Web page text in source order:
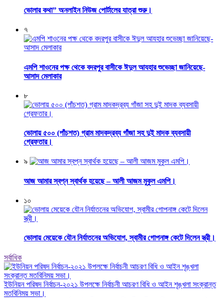
ভোলার কথা” অনলাইন নিউজ পোর্টালের যাত্রা শুরু।
৭
এমপি শাওনের পক্ষ থেকে বদরপুর বাসীকে ঈদুল আযহার শুভেচ্ছা জানিয়েছে-
আসাদ মেলাকার
৮
ভোলায় ৫০০ (পাঁচশত) গ্রাম মাদকদ্রব্য গাঁজা সহ দুই মাদক ব্যবসায়ী
গ্রেফতার।
৯
আজ আমার স্বপ্ন স্বার্থক হয়েছে – আলী আজম মুকুল এমপি।
১০
ভোলায় মেয়েকে যৌন নির্যাতনের অভিযোগ, স্বামীর গোপনাঙ্গ কেটে দিলেন স্ত্রী।
সর্বাধিক
ইউনিয়ন পরিষদ নির্বাচন-২০২১ উপলক্ষে নির্বাচনী আচরণ বিধি ও আইন শৃঙ্খলা সংক্রান্ত
মতবিনিময় সভা।